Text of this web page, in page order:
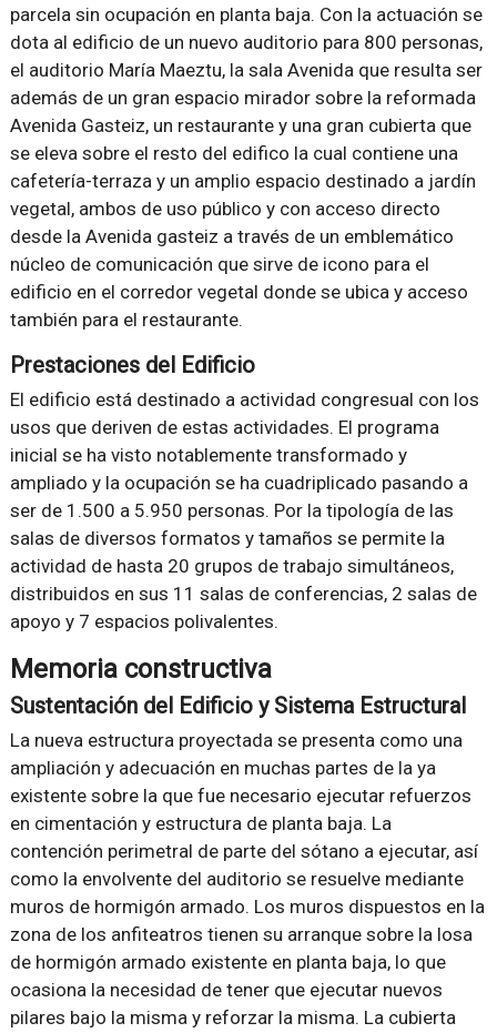
parcela sin ocupación en planta baja. Con la actuación se
dota al edificio de un nuevo auditorio para 800 personas,
el auditorio María Maeztu, la sala Avenida que resulta ser
además de un gran espacio mirador sobre la reformada
Avenida Gasteiz, un restaurante y una gran cubierta que
se eleva sobre el resto del edifico la cual contiene una
cafetería-terraza y un amplio espacio destinado a jardín
vegetal, ambos de uso público y con acceso directo
desde la Avenida gasteiz a través de un emblemático
núcleo de comunicación que sirve de icono para el
edificio en el corredor vegetal donde se ubica y acceso
también para el restaurante.
Prestaciones del Edificio
El edificio está destinado a actividad congresual con los
usos que deriven de estas actividades. El programa
inicial se ha visto notablemente transformado y
ampliado y la ocupación se ha cuadriplicado pasando a
ser de 1.500 a 5.950 personas. Por la tipología de las
salas de diversos formatos y tamaños se permite la
actividad de hasta 20 grupos de trabajo simultáneos,
distribuidos en sus 11 salas de conferencias, 2 salas de
apoyo y 7 espacios polivalentes.
Memoria constructiva
Sustentación del Edificio y Sistema Estructural
La nueva estructura proyectada se presenta como una
ampliación y adecuación en muchas partes de la ya
existente sobre la que fue necesario ejecutar refuerzos
en cimentación y estructura de planta baja. La
contención perimetral de parte del sótano a ejecutar, así
como la envolvente del auditorio se resuelve mediante
muros de hormigón armado. Los muros dispuestos en la
zona de los anfiteatros tienen su arranque sobre la losa
de hormigón armado existente en planta baja, lo que
ocasiona la necesidad de tener que ejecutar nuevos
pilares bajo la misma y reforzar la misma. La cubierta